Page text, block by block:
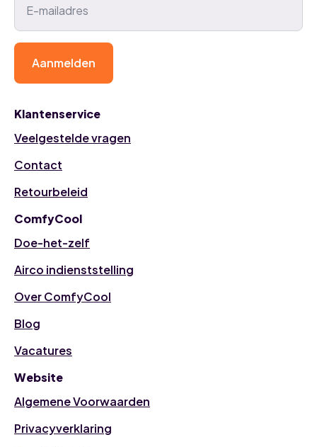
Klantenservice
Veelgestelde vragen
Contact
Retourbeleid
ComfyCool
Doe-het-zelf
Airco indienststelling
Over ComfyCool
Blog
Vacatures
Website
Algemene Voorwaarden
Privacyverklaring
Aanmelden